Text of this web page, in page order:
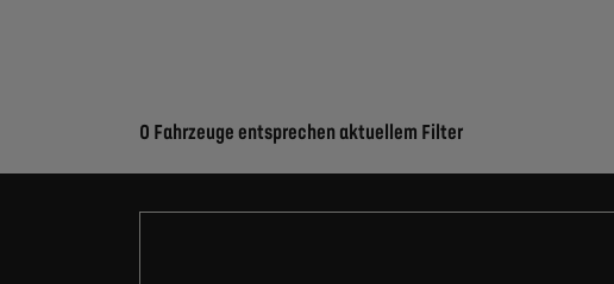
Suchergebnisse
0 Fahrzeuge entsprechen aktuellem Filter